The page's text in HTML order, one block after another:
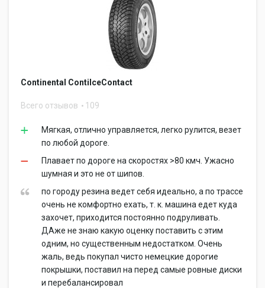
Continental ContiIceContact
Всего отзывов 109
Мягкая, отлично управляется, легко рулится, везет
по любой дороге.
Плавает по дороге на скоростях >80 кмч. Ужасно
шумная и это не от шипов.
по городу резина ведет себя идеально, а по трассе
очень не комфортно ехать, т. к. машина едет куда
захочет, приходится постоянно подруливать.
ДАже не знаю какую оценку поставить с этим
одним, но существенным недостатком. Очень
жаль, ведь покупал чисто немецкие дорогие
покрышки, поставил на перед самые ровные диски
и перебалансировал